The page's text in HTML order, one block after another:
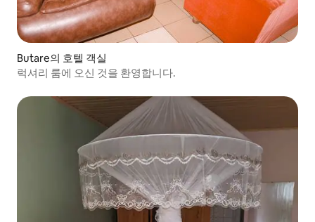
Butare의 호텔 객실
럭셔리 룸에 오신 것을 환영합니다.